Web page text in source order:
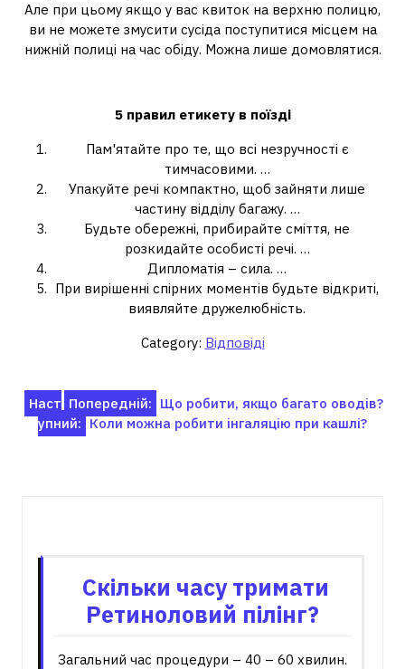
Але при цьому якщо у вас квиток на верхню полицю,
ви не можете змусити сусіда поступитися місцем на
нижній полиці на час обіду. Можна лише домовлятися.
5 правил етикету в поїзді
Пам'ятайте про те, що всі незручності є
тимчасовими. …
Упакуйте речі компактно, щоб зайняти лише
частину відділу багажу. …
Будьте обережні, прибирайте сміття, не
розкидайте особисті речі. …
Дипломатія – сила. …
При вирішенні спірних моментів будьте відкриті,
виявляйте дружелюбність.
Category: Відповіді
Навігація
записів
Попередній: Що робити, якщо багато оводів?
Наст
упний: Коли можна робити інгаляцію при кашлі?
Скільки часу тримати
Ретиноловий пілінг?
Загальний час процедури – 40 – 60 хвилин.